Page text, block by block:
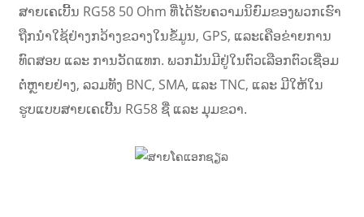
ສາຍເຄເບີ້ນ RG58 50 Ohm ທີ່ໄດ້ຮັບຄວາມນິຍົມຂອງພວກເຮົາ
ຖືກນຳໃຊ້ຢ່າງກວ້າງຂວາງໃນຂໍ້ມູນ, GPS, ແລະເຄືອຂ່າຍການ
ທົດສອບ ແລະ ການວັດແທກ. ພວກມັນມີຢູ່ໃນຕົວເລືອກຕົວເຊື່ອມ
ຕໍ່ຫຼາຍຢ່າງ, ລວມທັງ BNC, SMA, ແລະ TNC, ແລະ ມີໃຫ້ໃນ
ຮູບແບບສາຍເຄເບີ້ນ RG58 ຊື່ ແລະ ມຸມຂວາ.